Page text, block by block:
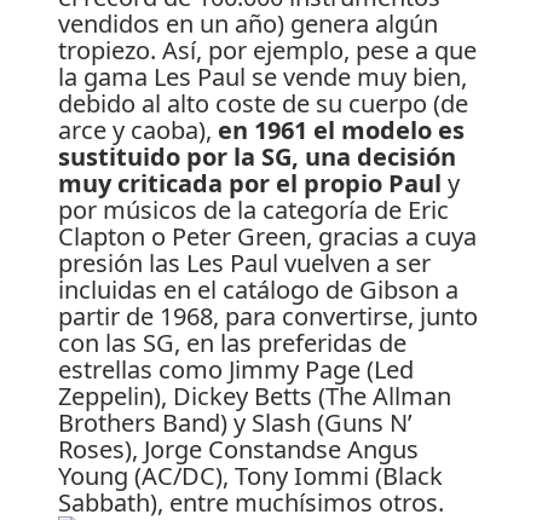
vendidos en un año) genera algún
tropiezo. Así, por ejemplo, pese a que
la gama Les Paul se vende muy bien,
debido al alto coste de su cuerpo (de
arce y caoba), en 1961 el modelo es
sustituido por la SG, una decisión
muy criticada por el propio Paul y
por músicos de la categoría de Eric
Clapton o Peter Green, gracias a cuya
presión las Les Paul vuelven a ser
incluidas en el catálogo de Gibson a
partir de 1968, para convertirse, junto
con las SG, en las preferidas de
estrellas como Jimmy Page (Led
Zeppelin), Dickey Betts (The Allman
Brothers Band) y Slash (Guns N’
Roses), Jorge Constandse Angus
Young (AC/DC), Tony Iommi (Black
Sabbath), entre muchísimos otros.